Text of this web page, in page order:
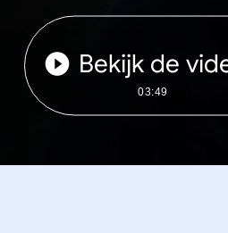
Bekijk de
03:49